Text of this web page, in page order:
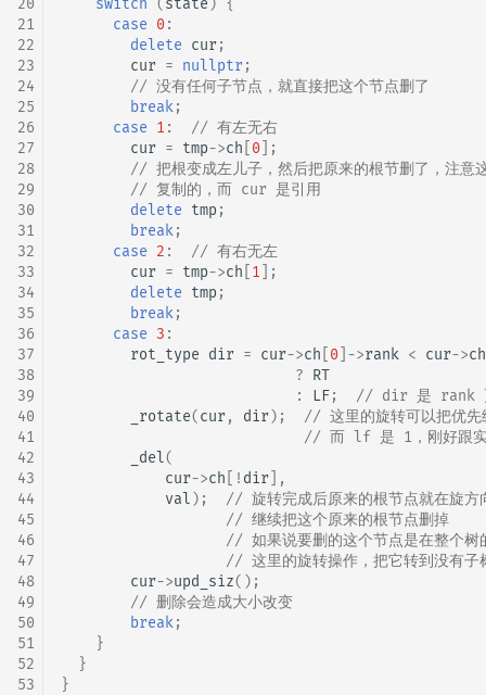
21
22
23
24
25
26
27
28
29
30
31
32
33
34
35
36
37
38
39
40
41
42
43
44
45
46
47
48
49
50
51
52
53
case 0:
delete cur;
cur = nullptr;
// 没有任何子节点，就直接把这个节点删了
break;
case 1 :
// 有左无右
cur = tmp->ch 0 ];
// 把根变成左儿子，然后把原来的根节删了，注
// 复制的，而 cur 是引用
delete tmp ;
break;
case 2 :
// 有右无左
cur = tmp->ch 1 ];
delete tmp ;
break;
case 3 :
rot_type dir = cur->ch 0 ->rank < cur->ch
? RT
:
LF;
// dir 是 rank 更
_rotate(cur, dir);
// 这里的旋转可以把优
// 而 lf 是 1，刚好跟实
_del(
cur->ch ! dir ],
val);
// 旋转完成后原来的根节点就在旋方
// 继续把这个原来的根节点删掉
// 如果说要删的这个节点是在整个树
// 这里的旋转操作，把它转到没有子
cur->upd_siz();
// 删除会造成大小改变
break;
}
}
}